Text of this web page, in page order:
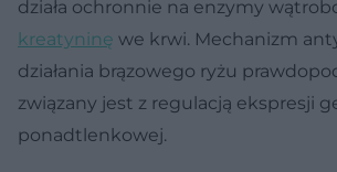
działa ochronnie na enzymy
kreatyninę we krwi. Mechanizm
działania brązowego ryżu
związany jest z regulacją ekspresji
ponadtlenkowej.